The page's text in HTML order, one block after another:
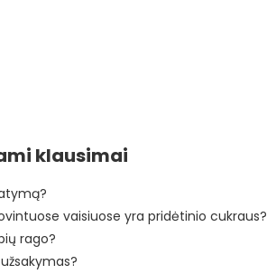
klausimai
vaisiuose yra pridėtinio cukraus?
rago?